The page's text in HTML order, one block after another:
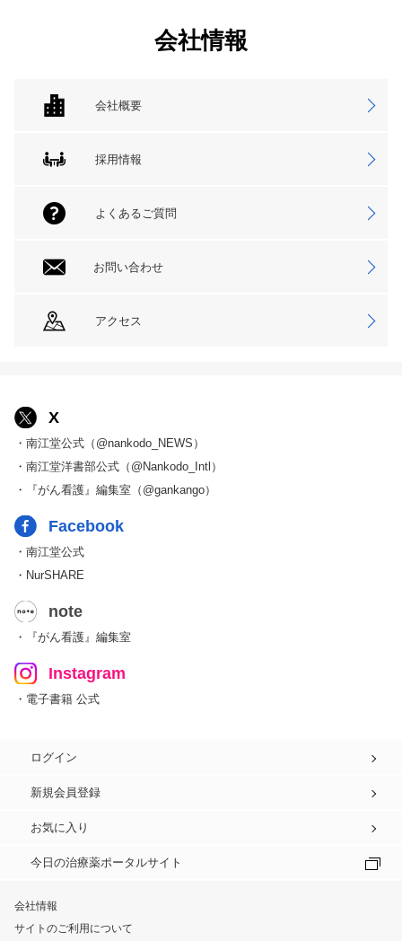
会社情報
会社概要
採用情報
よくあるご質問
お問い合わせ
アクセス
X
・南江堂公式（@nankodo_NEWS）
・南江堂洋書部公式（@Nankodo_Intl）
・『がん看護』編集室（@gankango）
Facebook
・南江堂公式
・NurSHARE
note
・『がん看護』編集室
Instagram
・電子書籍 公式
ログイン
新規会員登録
お気に入り
今日の治療薬ポータルサイト
会社情報
サイトのご利用について